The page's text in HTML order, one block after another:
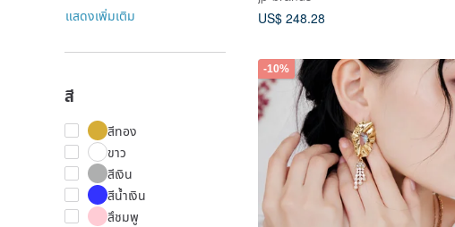
แสดงเพิ่มเติม
สี
สีทอง
ขาว
สีเงิน
สีน้ำเงิน
สึชมพู
Vintage Accessory
US$ 248.28
-10%